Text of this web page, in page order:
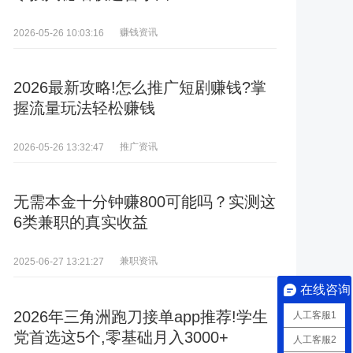
2026-05-26 10:03:16 赚钱资讯
2026最新攻略!怎么推广短剧赚钱?掌
握流量玩法轻松赚钱
2026-05-26 13:32:47 推广资讯
无需本金十分钟赚800可能吗？实测这
6类兼职的真实收益
2025-06-27 13:21:27 兼职资讯
2026年三角洲跑刀接单app推荐!学生
党首选这5个,零基础月入3000+
在线咨询
人工客服1
人工客服2